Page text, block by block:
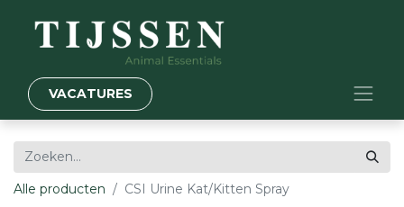
VACATURES
Alle producten CSI Urine Kat/Kitten Spray